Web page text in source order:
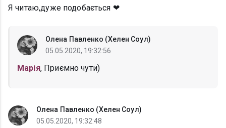
Я читаю,дуже подобається ❤
Олена Павленко (Хелен Соул)
05.05.2020, 19:32:56
Марія, Приємно чути)
Олена Павленко (Хелен Соул)
05.05.2020, 19:32:48